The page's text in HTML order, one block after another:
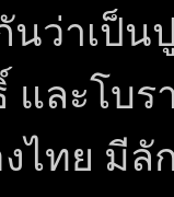
นว่าเป็
และโบ
งไทย มี